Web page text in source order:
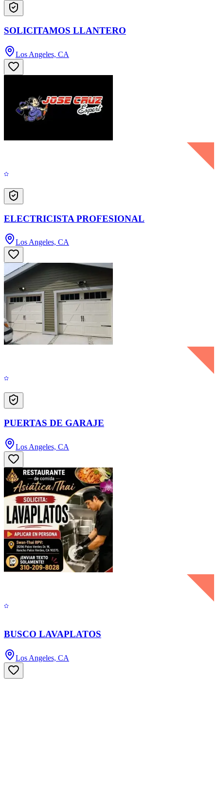
SOLICITAMOS LLANTERO
Los Angeles, CA
ELECTRICISTA PROFESIONAL
Los Angeles, CA
PUERTAS DE GARAJE
Los Angeles, CA
BUSCO LAVAPLATOS
Los Angeles, CA